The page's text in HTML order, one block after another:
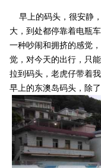
早上的码头，很安静
大，到处都停靠着电瓶
一种吵闹和拥挤的感觉
觉，对今天的出行，只
拉到码头，老虎仔带着
早上的东澳岛码头，除